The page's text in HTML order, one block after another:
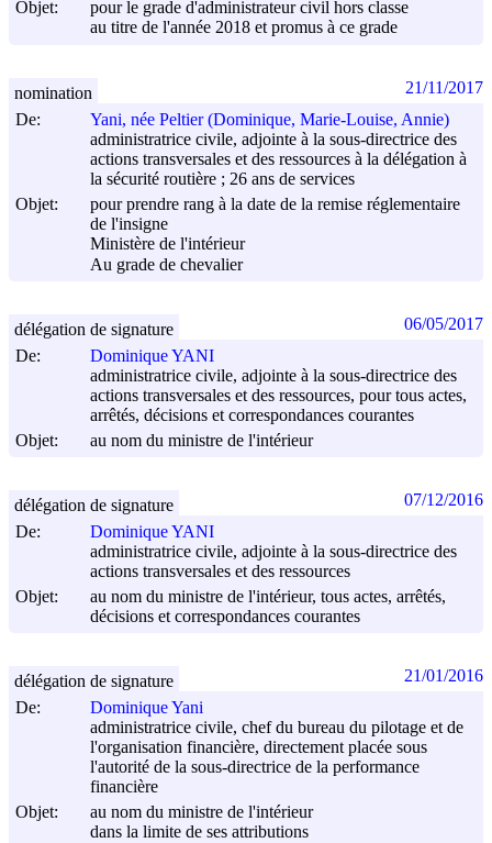
Objet:
pour le grade d'administrateur civil hors classe
au titre de l'année 2018 et promus à ce grade
De:
Yani, née Peltier (Dominique, Marie-Louise, Annie)
administratrice civile, adjointe à la sous-directrice des
actions transversales et des ressources à la délégation à
la sécurité routière ; 26 ans de services
Objet:
pour prendre rang à la date de la remise réglementaire
de l'insigne
Ministère de l'intérieur
Au grade de chevalier
nomination 21/11/2017
De:
Dominique YANI
administratrice civile, adjointe à la sous-directrice des
actions transversales et des ressources, pour tous actes,
arrêtés, décisions et correspondances courantes
Objet:
au nom du ministre de l'intérieur
délégation de signature 06/05/2017
De:
Dominique YANI
administratrice civile, adjointe à la sous-directrice des
actions transversales et des ressources
Objet:
au nom du ministre de l'intérieur, tous actes, arrêtés,
décisions et correspondances courantes
délégation de signature 07/12/2016
De:
Dominique Yani
administratrice civile, chef du bureau du pilotage et de
l'organisation financière, directement placée sous
l'autorité de la sous-directrice de la performance
financière
Objet:
au nom du ministre de l'intérieur
dans la limite de ses attributions
délégation de signature 21/01/2016